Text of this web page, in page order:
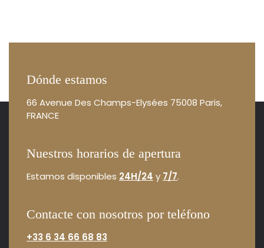
Dónde estamos
66 Avenue Des Champs-Elysées 75008 Paris,
FRANCE
Nuestros horarios de apertura
Estamos disponibles 24H/24 y 7/7.
Contacte con nosotros por teléfono
+33 6 34 66 68 83